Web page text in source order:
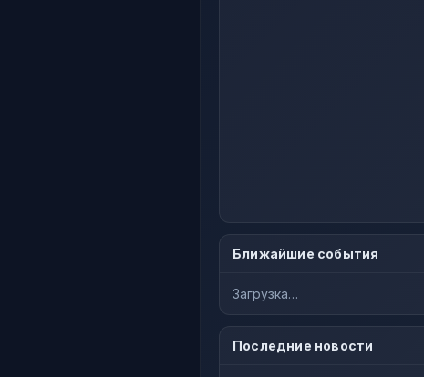
Ближайшие события
Загрузка…
Последние новости